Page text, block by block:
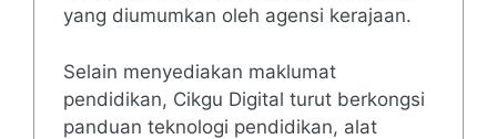
yang diumumkan oleh agensi kerajaan.
Selain menyediakan maklumat
pendidikan, Cikgu Digital turut berkongsi
panduan teknologi pendidikan, alat